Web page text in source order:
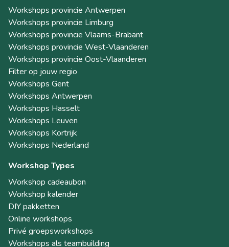
Workshops provincie Antwerpen
Workshops provincie Limburg
Workshops provincie Vlaams-Brabant
Workshops provincie West-Vlaanderen
Workshops provincie Oost-Vlaanderen
Filter op jouw regio
Workshops Gent
Workshops Antwerpen
Workshops Hasselt
Workshops Leuven
Workshops Kortrijk
Workshops Nederland
Workshop Types
Workshop cadeaubon
Workshop kalender
DIY pakketten
Online workshops
Privé groepsworkshops
Workshops als teambuilding